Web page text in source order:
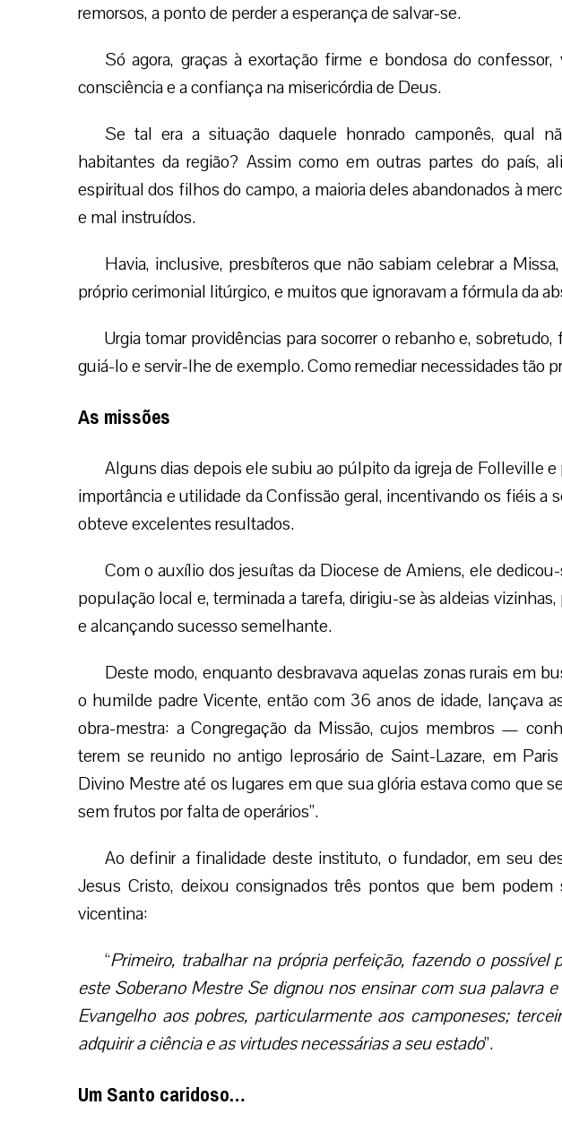
remorsos, a ponto de perder a esperança de salvar-se.
Só agora, graças à exortação firme e bondosa do
consciência e a confiança na misericórdia de Deus.
Se tal era a situação daquele honrado camponês, qual
habitantes da região? Assim como em outras partes do país,
espiritual dos filhos do campo, a maioria deles abandonados à
e mal instruídos.
Havia, inclusive, presbíteros que não sabiam celebrar a
próprio cerimonial litúrgico, e muitos que ignoravam a fórmula da
Urgia tomar providências para socorrer o rebanho e,
guiá-lo e servir-lhe de exemplo. Como remediar necessidades tão
As missões
Alguns dias depois ele subiu ao púlpito da igreja de Folleville
importância e utilidade da Confissão geral, incentivando os fiéis a
obteve excelentes resultados.
Com o auxílio dos jesuítas da Diocese de Amiens, ele
população local e, terminada a tarefa, dirigiu-se às aldeias
e alcançando sucesso semelhante.
Deste modo, enquanto desbravava aquelas zonas rurais em
o humilde padre Vicente, então com 36 anos de idade, lançava
obra-mestra: a Congregação da Missão, cujos membros —
terem se reunido no antigo leprosário de Saint-Lazare, em
Divino Mestre até os lugares em que sua glória estava como que
sem frutos por falta de operários”.
Ao definir a finalidade deste instituto, o fundador, em seu
Jesus Cristo, deixou consignados três pontos que bem podem
vicentina:
“Primeiro, trabalhar na própria perfeição, fazendo o possível
este Soberano Mestre Se dignou nos ensinar com sua palavra
Evangelho aos pobres, particularmente aos camponeses;
adquirir a ciência e as virtudes necessárias a seu estado”.
Um Santo caridoso…